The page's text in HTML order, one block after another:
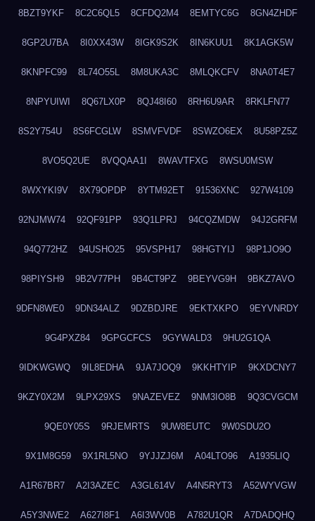
8BZT9YKF 8C2C6QL5 8CFDQ2M4 8EMTYC6G 8GN4ZHDF
8GP2U7BA 8I0XX43W 8IGK9S2K 8IN6KUU1 8K1AGK5W
8KNPFC99 8L74O55L 8M8UKA3C 8MLQKCFV 8NA0T4E7
8NPYUIWI 8Q67LX0P 8QJ48I60 8RH6U9AR 8RKLFN77
8S2Y754U 8S6FCGLW 8SMVFVDF 8SWZO6EX 8U58PZ5Z
8VO5Q2UE 8VQQAA1I 8WAVTFXG 8WSU0MSW
8WXYKI9V 8X79OPDP 8YTM92ET 91536XNC 927W4109
92NJMW74 92QF91PP 93Q1LPRJ 94CQZMDW 94J2GRFM
94Q772HZ 94USHO25 95VSPH17 98HGTYIJ 98P1JO9O
98PIYSH9 9B2V77PH 9B4CT9PZ 9BEYVG9H 9BKZ7AVO
9DFN8WE0 9DN34ALZ 9DZBDJRE 9EKTXKPO 9EYVNRDY
9G4PXZ84 9GPGCFCS 9GYWALD3 9HU2G1QA
9IDKWGWQ 9IL8EDHA 9JA7JOQ9 9KKHTYIP 9KXDCNY7
9KZY0X2M 9LPX29XS 9NAZEVEZ 9NM3IO8B 9Q3CVGCM
9QE0Y05S 9RJEMRTS 9UW8EUTC 9W0SDU2O
9X1M8G59 9X1RL5NO 9YJJZJ6M A04LTO96 A1935LIQ
A1R67BR7 A2I3AZEC A3GL614V A4N5RYT3 A52WYVGW
A5Y3NWE2 A627I8F1 A6I3WV0B A782U1QR A7DADQHQ